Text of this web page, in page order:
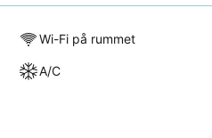
Wi-Fi på rummet
A/C